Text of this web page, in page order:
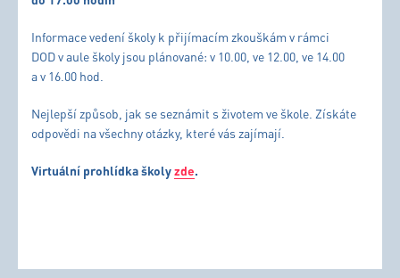
Informace vedení školy k přijímacím zkouškám v rámci
DOD v aule školy jsou plánované: v 10.00, ve 12.00, ve 14.00
a v 16.00 hod.
Nejlepší způsob, jak se seznámit s životem ve škole. Získáte
odpovědi na všechny otázky, které vás zajímají.
Virtuální prohlídka školyzde.